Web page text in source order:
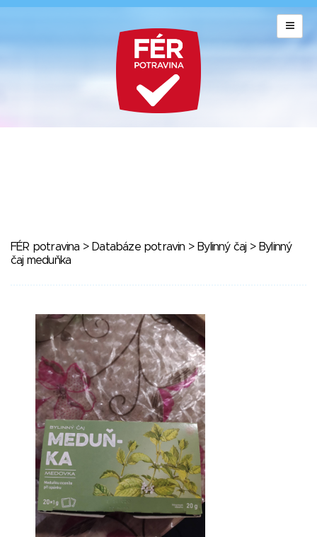
FÉR potravina > Databáze potravin > Bylinný čaj > Bylinný
čaj meduňka